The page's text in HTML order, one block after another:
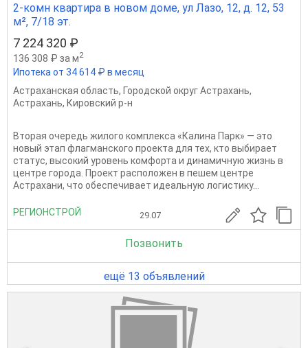
2-комн квартира в новом доме, ул Лазо, 12, д. 12, 53
м², 7/18 эт.
7 224 320 ₽
136 308 ₽ за м2
Ипотека от 34 614 ₽ в месяц
Астраханская область, Городской округ Астрахань,
Астрахань, Кировский р-н
Вторая очередь жилого комплекса «Калина Парк» — это
новый этап флагманского проекта для тех, кто выбирает
статус, высокий уровень комфорта и динамичную жизнь в
центре города. Проект расположен в пешем центре
Астрахани, что обеспечивает идеальную логистику...
РЕГИОНСТРОЙ 29.07
Позвонить
ещё 13 объявлений